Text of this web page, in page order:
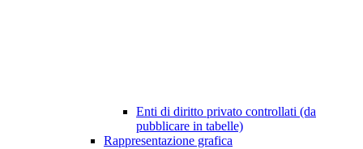
Enti di diritto privato controllati (da
pubblicare in tabelle)
Rappresentazione grafica